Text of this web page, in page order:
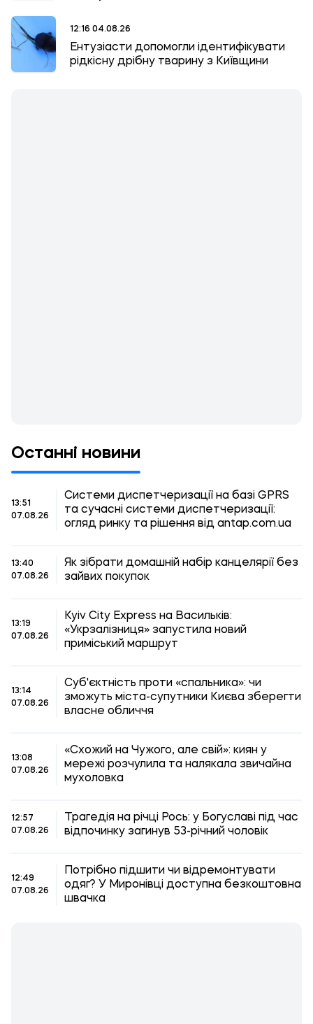
12:16 04.08.26
Ентузіасти допомогли ідентифікувати
рідкісну дрібну тварину з Київщини
Останні новини
13:51
07.08.26
Системи диспетчеризації на базі GPRS
та сучасні системи диспетчеризації:
огляд ринку та рішення від antap.com.ua
13:40
07.08.26
Як зібрати домашній набір канцелярії без
зайвих покупок
13:19
07.08.26
Kyiv City Express на Васильків:
«Укрзалізниця» запустила новий
приміський маршрут
13:14
07.08.26
Суб'єктність проти «спальника»: чи
зможуть міста-супутники Києва зберегти
власне обличчя
13:08
07.08.26
«Схожий на Чужого, але свій»: киян у
мережі розчулила та налякала звичайна
мухоловка
12:57
07.08.26
Трагедія на річці Рось: у Богуславі під час
відпочинку загинув 53-річний чоловік
12:49
07.08.26
Потрібно підшити чи відремонтувати
одяг? У Миронівці доступна безкоштовна
швачка